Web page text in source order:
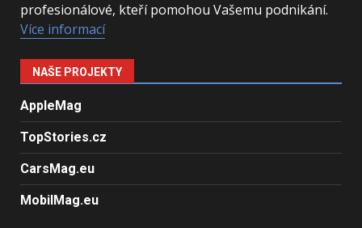
profesionálové, kteří pomohou Vašemu podnikání.
Více informací
NAŠE PROJEKTY
AppleMag
TopStories.cz
CarsMag.eu
MobilMag.eu